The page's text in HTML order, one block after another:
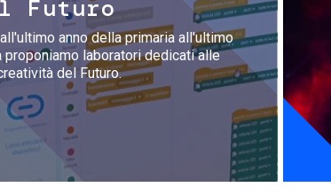
Futuro
anno della primaria all'ultimo
laboratori dedicati alle
del Futuro.